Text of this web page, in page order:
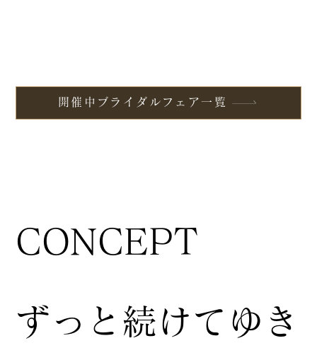
CONCEPT
ずっと続けてゆき
開催中ブライダルフェア一覧